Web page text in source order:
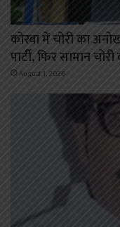
कोरबा में चोरी का
पार्टी, फिर सामान
August 1, 2026